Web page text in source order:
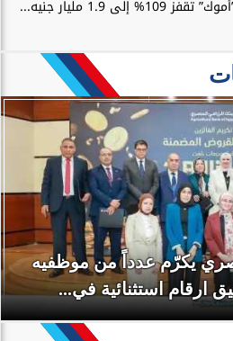
109% إلى 1.9 مليار جنيه...
يكرّم عدداً من موظفيه
ارقام استثنائية في...